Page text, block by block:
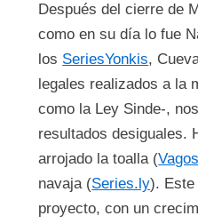
Después del cierre de
como en su día lo fue
los SeriesYonkis,
legales realizados a la
como la Ley Sinde-,
resultados desiguales.
arrojado la toalla (
navaja (Series.ly). Este
proyecto, con un